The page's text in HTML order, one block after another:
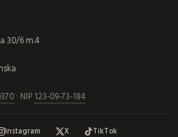
30/6 m.4
· NIP 123-09-73-184
Instagram X
TikTok